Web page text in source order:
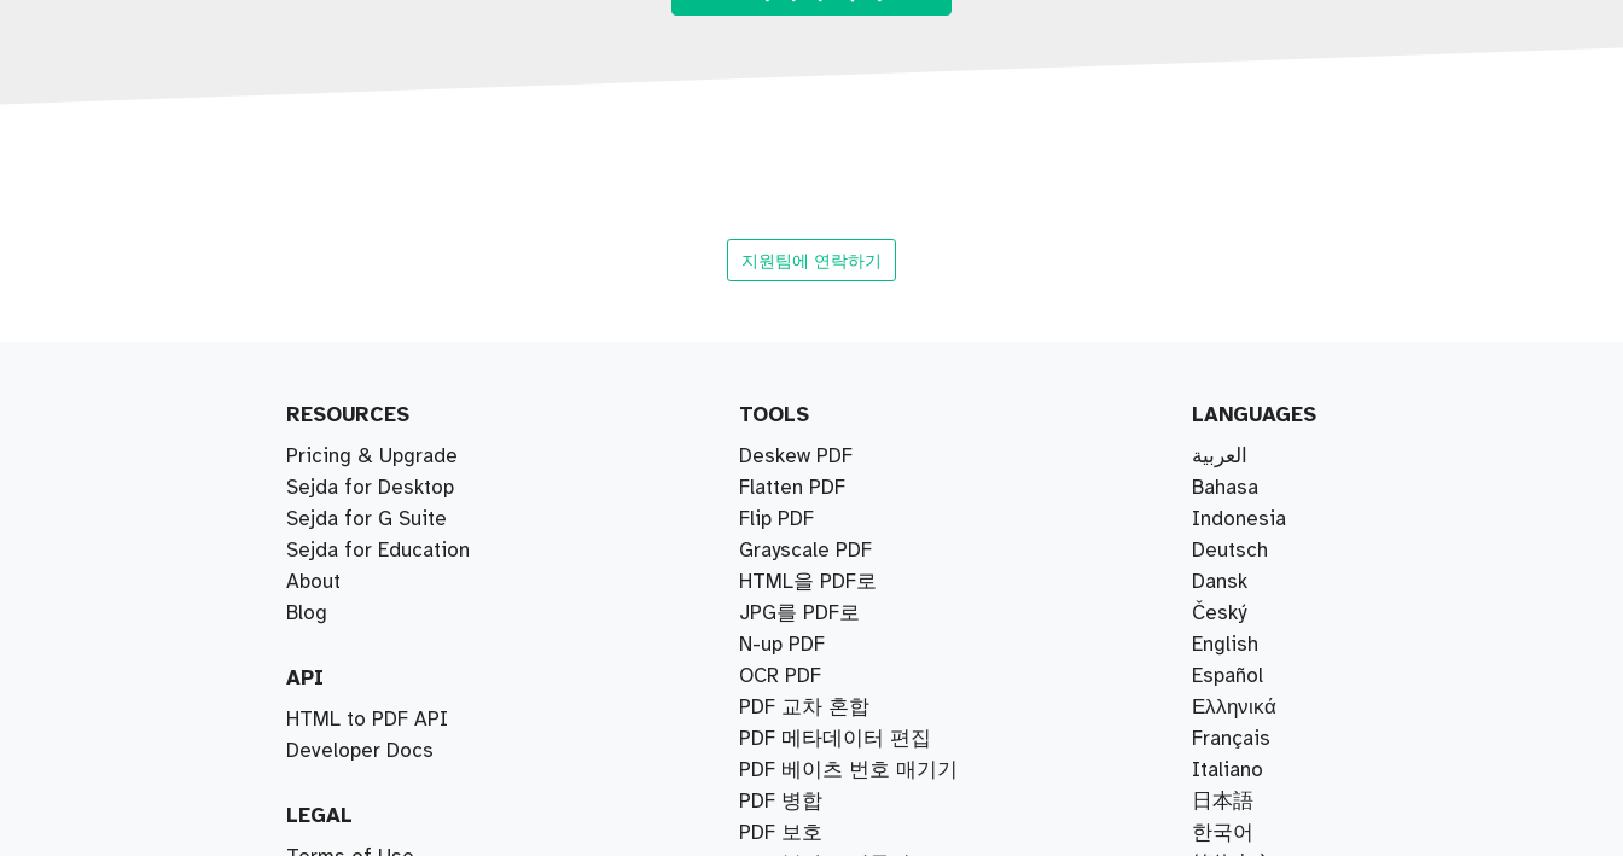
지원팀에 연락하기
RESOURCES
Pricing & Upgrade
Sejda for Desktop
Sejda for G Suite
Sejda for Education
About
Blog
API
HTML to PDF API
Developer Docs
LEGAL
TOOLS
Deskew PDF
Flatten PDF
Flip PDF
Grayscale PDF
HTML을 PDF로
JPG를 PDF로
N-up PDF
OCR PDF
PDF 교차 혼합
PDF 메타데이터 편집
PDF 베이츠 번호 매기기
PDF 병합
PDF 보호
LANGUAGES
العربية
Bahasa
Indonesia
Deutsch
Dansk
Český
English
Español
Ελληνικά
Français
Italiano
日本語
한국어